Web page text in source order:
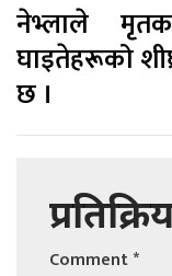
नेभ्लाले
घाइतेहरूको
छ ।
Comment*